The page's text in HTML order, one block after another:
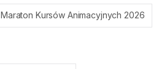
Maraton Kursów Animacyjnych 2026